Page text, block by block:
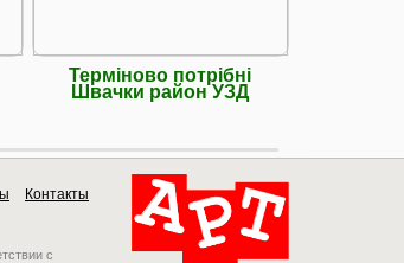
Терміново потрібні
Швачки район УЗД
Контакты
с